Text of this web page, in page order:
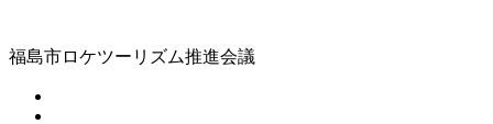
福島市ロケツーリズム推進会議